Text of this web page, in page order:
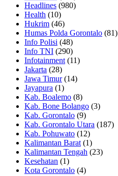
Headlines (980)
Health (10)
Hukrim (46)
Humas Polda Gorontalo (81)
Info Polisi (48)
Info TNI (290)
Infotainment (11)
Jakarta (28)
Jawa Timur(14)
Jayapura (1)
Kab. Boalemo (8)
Kab. Bone Bolango (3)
Kab. Gorontalo (9)
Kab. Gorontalo Utara (187)
Kab. Pohuwato (12)
Kalimantan Barat (1)
Kalimantan Tengah (23)
Kesehatan (1)
Kota Gorontalo (4)